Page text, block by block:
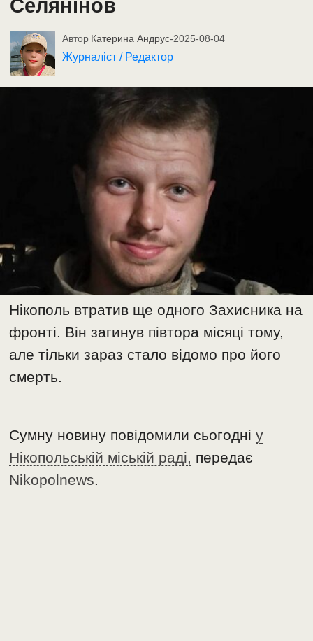
Селянінов
Автор Катерина Андрус-2025-08-04
Журналіст / Редактор
Нікополь втратив ще одного Захисника на
фронті. Він загинув півтора місяці тому,
але тільки зараз стало відомо про його
смерть.
Сумну новину повідомили сьогодніу
Нікопольській міській раді, передає
Nikopolnews.